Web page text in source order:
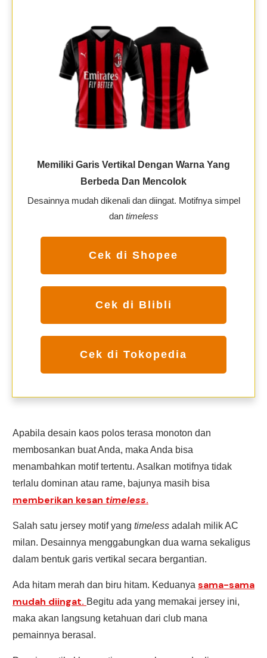
Memiliki Garis Vertikal Dengan Warna Yang
Berbeda Dan Mencolok
Desainnya mudah dikenali dan diingat. Motifnya simpel
dan timeless
Cek di Shopee
Cek di Blibli
Cek di Tokopedia
Apabila desain kaos polos terasa monoton dan
membosankan buat Anda, maka Anda bisa
menambahkan motif tertentu. Asalkan motifnya tidak
terlalu dominan atau rame, bajunya masih bisa
memberikan kesan timeless.
Salah satu jersey motif yang timeless adalah milik AC
milan. Desainnya menggabungkan dua warna sekaligus
dalam bentuk garis vertikal secara bergantian.
Ada hitam merah dan biru hitam. Keduanya sama-sama
mudah diingat. Begitu ada yang memakai jersey ini,
maka akan langsung ketahuan dari club mana
pemainnya berasal.